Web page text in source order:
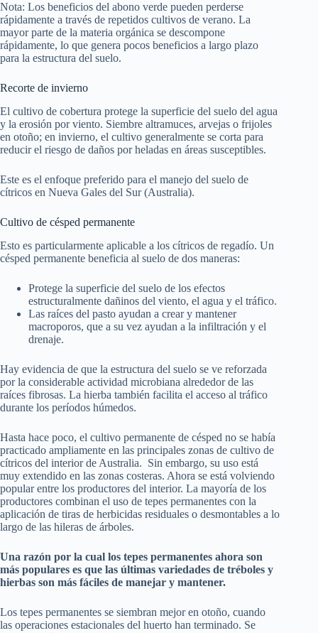
Nota: Los beneficios del abono verde pueden perderse
rápidamente a través de repetidos cultivos de verano. La
mayor parte de la materia orgánica se descompone
rápidamente, lo que genera pocos beneficios a largo plazo
para la estructura del suelo.
Recorte de invierno
El cultivo de cobertura protege la superficie del suelo del agua
y la erosión por viento. Siembre altramuces, arvejas o frijoles
en otoño; en invierno, el cultivo generalmente se corta para
reducir el riesgo de daños por heladas en áreas susceptibles.
Este es el enfoque preferido para el manejo del suelo de
cítricos en Nueva Gales del Sur (Australia).
Cultivo de césped permanente
Esto es particularmente aplicable a los cítricos de regadío. Un
césped permanente beneficia al suelo de dos maneras:
Protege la superficie del suelo de los efectos
estructuralmente dañinos del viento, el agua y el tráfico.
Las raíces del pasto ayudan a crear y mantener
macroporos, que a su vez ayudan a la infiltración y el
drenaje.
Hay evidencia de que la estructura del suelo se ve reforzada
por la considerable actividad microbiana alrededor de las
raíces fibrosas. La hierba también facilita el acceso al tráfico
durante los períodos húmedos.
Hasta hace poco, el cultivo permanente de césped no se había
practicado ampliamente en las principales zonas de cultivo de
cítricos del interior de Australia. Sin embargo, su uso está
muy extendido en las zonas costeras. Ahora se está volviendo
popular entre los productores del interior. La mayoría de los
productores combinan el uso de tepes permanentes con la
aplicación de tiras de herbicidas residuales o desmontables a lo
largo de las hileras de árboles.
Una razón por la cual los tepes permanentes ahora son
más populares es que las últimas variedades de tréboles y
hierbas son más fáciles de manejar y mantener.
Los tepes permanentes se siembran mejor en otoño, cuando
las operaciones estacionales del huerto han terminado. Se